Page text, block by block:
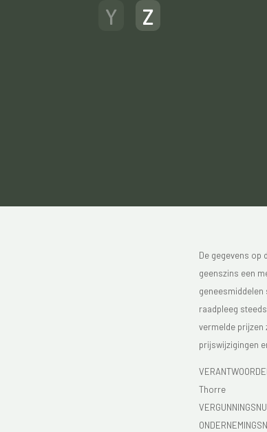
Y
Z
De gegevens op
geenszins een
geneesmiddelen
raadpleeg
vermelde prijzen
prijswijzigingen
Thorre